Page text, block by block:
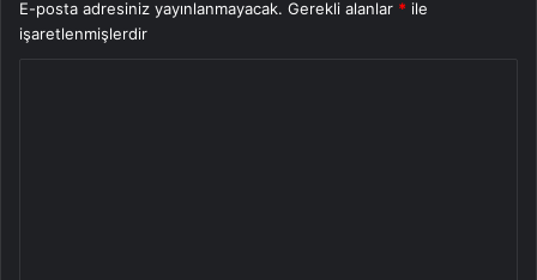
E-posta adresiniz yayınlanmayacak. Gerekli alanlar * ile
işaretlenmişlerdir